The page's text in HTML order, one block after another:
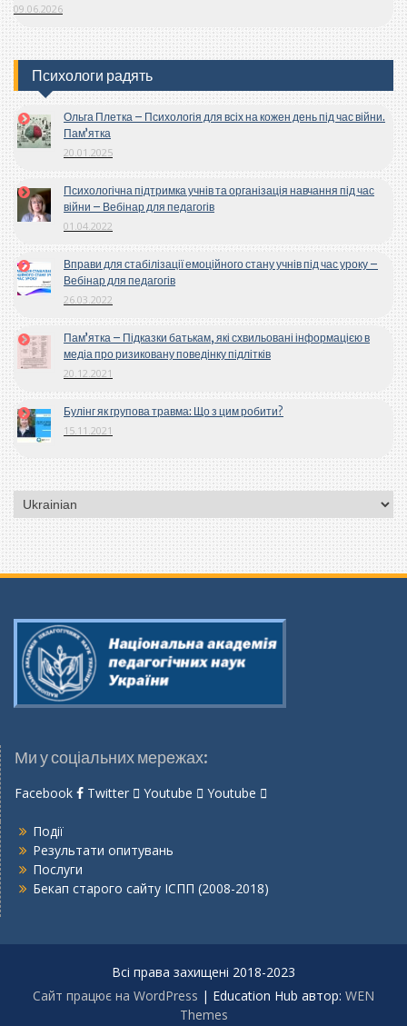
09.06.2026
Психологи радять
Ольга Плетка – Психологія для всіх на кожен день під час війни.
Пам’ятка
20.01.2025
Психологічна підтримка учнів та організація навчання під час
війни – Вебінар для педагогів
01.04.2022
Вправи для стабілізації емоційного стану учнів під час уроку –
Вебінар для педагогів
26.03.2022
Пам’ятка – Підказки батькам, які схвильовані інформацією в
медіа про ризиковану поведінку підлітків
20.12.2021
Булінг як групова травма: Що з цим робити?
15.11.2021
Вибрати
мову
Ми у соціальних мережах:
Facebook Twitter Youtube Youtube
Події
Результати опитувань
Послуги
Бекап старого сайту ІСПП (2008-2018)
Всі права захищені 2018-2023
Сайт працює на WordPress | Education Hub автор: WEN
Themes